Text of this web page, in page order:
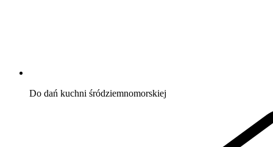
Do dań kuchni śródziemnomorskiej